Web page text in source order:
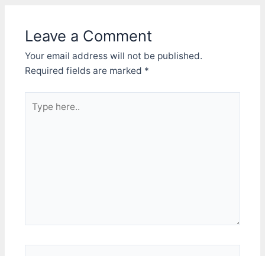
Leave a Comment
Your email address will not be published.
Required fields are marked *
here..